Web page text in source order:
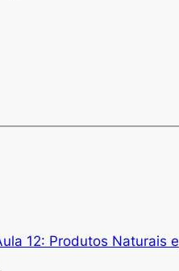
12: Produtos Naturais e